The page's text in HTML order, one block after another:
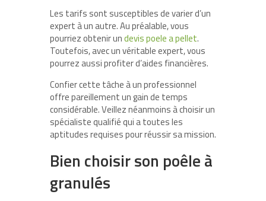
Les tarifs sont susceptibles de varier d’un
expert à un autre. Au préalable, vous
pourriez obtenir undevis poele a pellet.
Toutefois, avec un véritable expert, vous
pourrez aussi profiter d’aides financières.
Confier cette tâche à un professionnel
offre pareillement un gain de temps
considérable. Veillez néanmoins à choisir un
spécialiste qualifié qui a toutes les
aptitudes requises pour réussir sa mission.
Bien choisir son poêle à
granulés